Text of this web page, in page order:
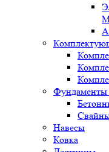
Фундаменты
Навесы
Ковка